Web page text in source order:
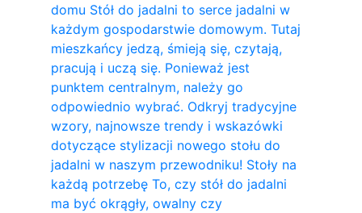
domu Stół do jadalni to serce jadalni w
każdym gospodarstwie domowym. Tutaj
mieszkańcy jedzą, śmieją się, czytają,
pracują i uczą się. Ponieważ jest
punktem centralnym, należy go
odpowiednio wybrać. Odkryj tradycyjne
wzory, najnowsze trendy i wskazówki
dotyczące stylizacji nowego stołu do
jadalni w naszym przewodniku! Stoły na
każdą potrzebę To, czy stół do jadalni
ma być okrągły, owalny czy